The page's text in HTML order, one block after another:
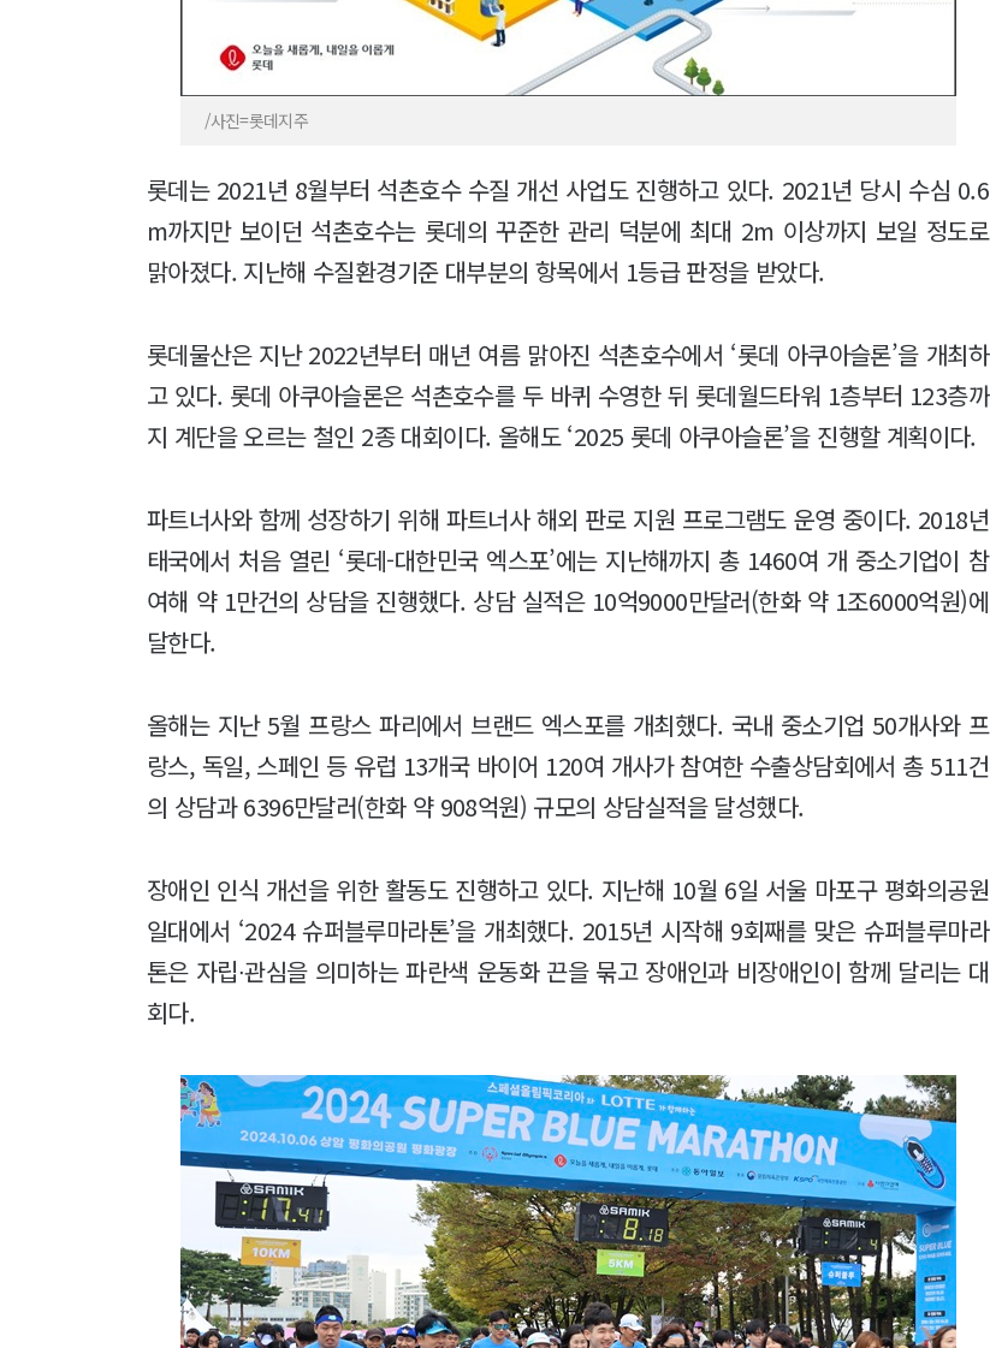
/사진=롯데지주
롯데는 2021년 8월부터 석촌호수 수질 개선 사업도 진행하고 있다. 2021년 당시 수심 0.6
m까지만 보이던 석촌호수는 롯데의 꾸준한 관리 덕분에 최대 2m 이상까지 보일 정도로
맑아졌다. 지난해 수질환경기준 대부분의 항목에서 1등급 판정을 받았다.
롯데물산은 지난 2022년부터 매년 여름 맑아진 석촌호수에서 ‘롯데 아쿠아슬론’을 개최하
고 있다. 롯데 아쿠아슬론은 석촌호수를 두 바퀴 수영한 뒤 롯데월드타워 1층부터 123층까
지 계단을 오르는 철인 2종 대회이다. 올해도 ‘2025 롯데 아쿠아슬론’을 진행할 계획이다.
파트너사와 함께 성장하기 위해 파트너사 해외 판로 지원 프로그램도 운영 중이다. 2018년
태국에서 처음 열린 ‘롯데-대한민국 엑스포’에는 지난해까지 총 1460여 개 중소기업이 참
여해 약 1만건의 상담을 진행했다. 상담 실적은 10억9000만달러(한화 약 1조6000억원)에
달한다.
올해는 지난 5월 프랑스 파리에서 브랜드 엑스포를 개최했다. 국내 중소기업 50개사와 프
랑스, 독일, 스페인 등 유럽 13개국 바이어 120여 개사가 참여한 수출상담회에서 총 511건
의 상담과 6396만달러(한화 약 908억원) 규모의 상담실적을 달성했다.
장애인 인식 개선을 위한 활동도 진행하고 있다. 지난해 10월 6일 서울 마포구 평화의공원
일대에서 ‘2024 슈퍼블루마라톤’을 개최했다. 2015년 시작해 9회째를 맞은 슈퍼블루마라
톤은 자립∙관심을 의미하는 파란색 운동화 끈을 묶고 장애인과 비장애인이 함께 달리는 대
회다.